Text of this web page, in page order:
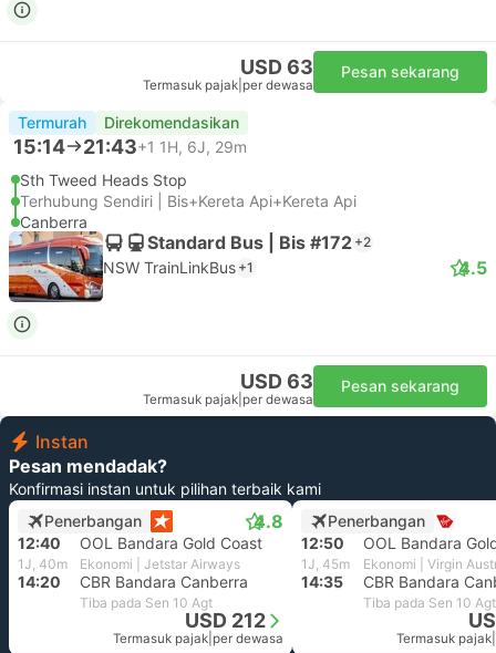
USD 63
Termasuk pajak per dewasa
Pesan sekarang
Termurah Direkomendasikan
15:14 21:43+1 1H, 6J, 29m
Sth Tweed Heads Stop
Terhubung Sendiri | Bis+Kereta Api+Kereta Api
Canberra
Standard Bus | Bis #172 +2
NSW TrainLinkBus +1 4.5
USD 63
Termasuk pajak per dewasa
Pesan sekarang
Instan
Pesan mendadak?
Konfirmasi instan untuk pilihan terbaik kami
Penerbangan
4.8
12:40 OOL Bandara Gold Coast
1J, 40m Ekonomi | Jetstar Airways
14:20 CBR Bandara Canberra
Tiba pada Sen 10 Agt
USD 212
Termasuk pajak per dewasa
Penerbangan
12:50
OOL Bandara
1J, 45m Ekonomi | Virgin
14:35 CBR Bandara
Tiba pada Sen 10 Agt
Termasuk pajak